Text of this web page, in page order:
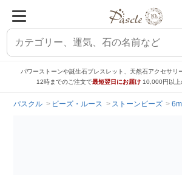
パワーストーンや誕生石ブレスレット、天然石アクセサリ
12時までのご注文で最短翌日にお届け 10,000円以上
パスクル ビーズ・ルース ストーンビーズ